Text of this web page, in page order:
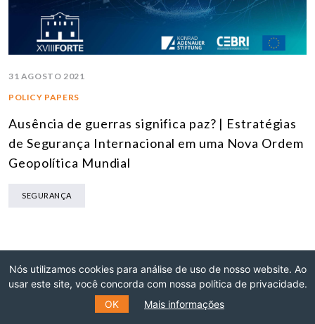
31 AGOSTO 2021
POLICY PAPERS
Ausência de guerras significa paz? | Estratégias
de Segurança Internacional em uma Nova Ordem
Geopolítica Mundial
SEGURANÇA
Nós utilizamos cookies para análise de uso de nosso website. Ao
usar este site, você concorda com nossa política de privacidade.
OK
Mais informações